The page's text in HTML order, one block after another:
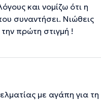
και νομίζω ότι η
συναντήσει. Νιώθεις
πρώτη στιγμή !
με αγάπη για τη